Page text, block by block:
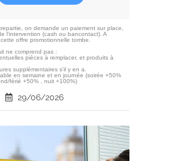
on demande un paiement sur place,
l'intervention (cash ou bancontact). A
offre promotionnelle tombe.
ne comprend pas :
pièces à remplacer, et produits à
supplémentaires s'il y en a.
en semaine et en journée (soirée +50%
férié +50% , nuit +100%)
29/06/2026